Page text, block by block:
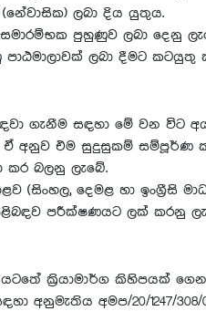
ලබා දිය යුතුය.
පුහුණුව ලබා දෙනු
ලබා දීමට කටයුතු
ගැනීම සඳහා මේ වන
අනුව එම සුදුසුකම් සම්පූර්ණ
කර බලනු ලැබේ.
(සිංහල, දෙමළ හා
පරීක්ෂණයට ලක් කරනු
ක්‍රියාමාර්ග කිහිපයක්
අනුමැතිය අමප/20/1247/